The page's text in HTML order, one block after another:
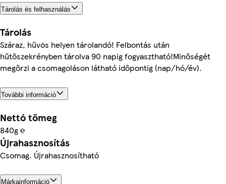
Tárolás és felhasználás
Tárolás
Száraz, hűvös helyen tárolandó! Felbontás után
hűtőszekrényben tárolva 90 napig fogyasztható!Minőségét
megőrzi a csomagoláson látható időpontig (nap/hó/év).
További információ
Nettó tömeg
840g ℮
Újrahasznosítás
Csomag. Újrahasznosítható
Márkainformáció